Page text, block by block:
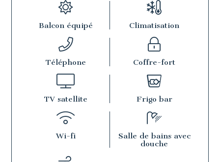
Balcon équipé Climatisation
Téléphone Coffre-fort
TV satellite Frigo bar
Wi-fi
Salle de bains avec
douche